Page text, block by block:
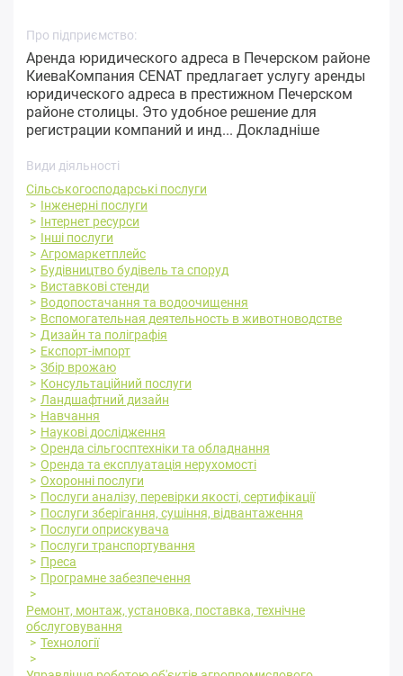
Про підприємство:
Аренда юридического адреса в Печерском районе
КиеваКомпания CENAT предлагает услугу аренды
юридического адреса в престижном Печерском
районе столицы. Это удобное решение для
регистрации компаний и инд... Докладніше
Види діяльності
Сільськогосподарські послуги
Інженерні послуги
Інтернет ресурси
Інші послуги
Агромаркетплейс
Будівництво будівель та споруд
Виставкові стенди
Водопостачання та водоочищення
Вспомогательная деятельность в животноводстве
Дизайн та поліграфія
Експорт-імпорт
Збір врожаю
Консультаційний послуги
Ландшафтний дизайн
Навчання
Наукові дослідження
Оренда сільгосптехніки та обладнання
Оренда та експлуатація нерухомості
Охоронні послуги
Послуги аналізу, перевірки якості, сертифікації
Послуги зберігання, сушіння, відвантаження
Послуги оприскувача
Послуги транспортування
Преса
Програмне забезпечення
Ремонт, монтаж, установка, поставка, технічне
обслуговування
Технології